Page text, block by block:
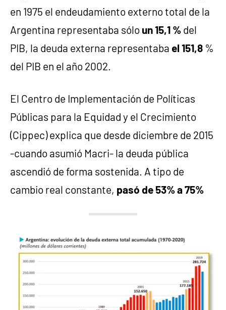
en 1975 el endeudamiento externo total de la
Argentina representaba sólo un 15,1 % del
PIB, la deuda externa representaba el 151,8 %
del PIB en el año 2002.
El Centro de Implementación de Políticas
Públicas para la Equidad y el Crecimiento
(Cippec) explica que desde diciembre de 2015
-cuando asumió Macri- la deuda pública
ascendió de forma sostenida. A tipo de
cambio real constante, pasó de 53% a 75%